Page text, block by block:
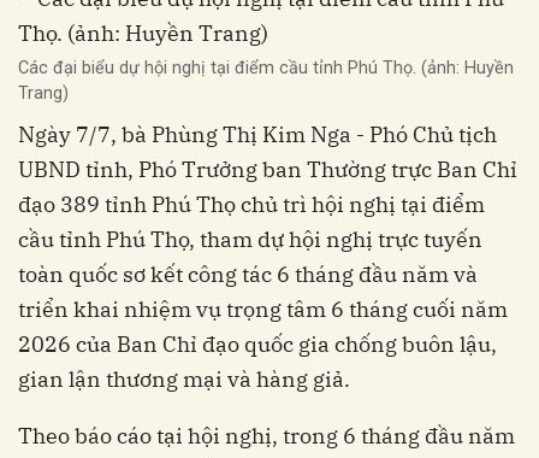
Các đại biểu dự hội nghị tại điểm cầu tỉnh Phú Thọ. (ảnh: Huyền
Trang)
Ngày 7/7, bà Phùng Thị Kim Nga - Phó Chủ tịch
UBND tỉnh, Phó Trưởng ban Thường trực Ban Chỉ
đạo 389 tỉnh Phú Thọ chủ trì hội nghị tại điểm
cầu tỉnh Phú Thọ, tham dự hội nghị trực tuyến
toàn quốc sơ kết công tác 6 tháng đầu năm và
triển khai nhiệm vụ trọng tâm 6 tháng cuối năm
2026 của Ban Chỉ đạo quốc gia chống buôn lậu,
gian lận thương mại và hàng giả.
Theo báo cáo tại hội nghị, trong 6 tháng đầu năm